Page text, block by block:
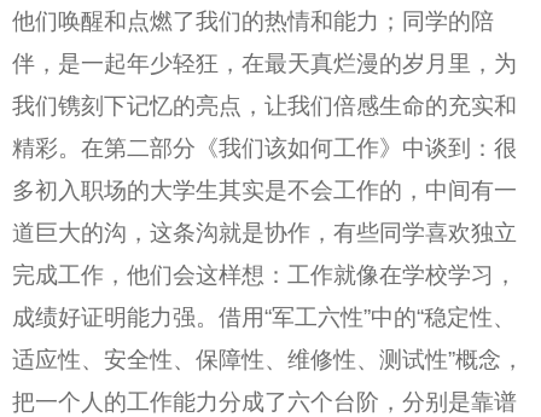
他们唤醒和点燃了我们的热情和能力；同学的陪
伴，是一起年少轻狂，在最天真烂漫的岁月里，为
我们镌刻下记忆的亮点，让我们倍感生命的充实和
精彩。在第二部分《我们该如何工作》中谈到：很
多初入职场的大学生其实是不会工作的，中间有一
道巨大的沟，这条沟就是协作，有些同学喜欢独立
完成工作，他们会这样想：工作就像在学校学习，
成绩好证明能力强。借用“军工六性”中的“稳定性、
适应性、安全性、保障性、维修性、测试性”概念，
把一个人的工作能力分成了六个台阶，分别是靠谱